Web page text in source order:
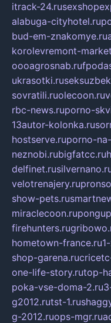
itrack-24.ru
alabuga-cityhotel.ru
bud-em-znakomye.ru
korolevremont-
oooagrosnab.ru
ukrasotki.ru
sovratili.ruolecoon.ru
rbc-news.ruporno-
13autor-kolonka.ru
hostserve.ruporno-
neznobi.rubigfatcc.ru
delfinet.ru
velotrenajery.ru
show-pets.ru
miraclecoon.ru
firehunters.ru
hometown-france.ru
shop-garena.ru
one-life-story.rutop-
poka-vse-doma-2.ru
g2012.rutst-1.ru
g-2012.ruops-mgr.ru